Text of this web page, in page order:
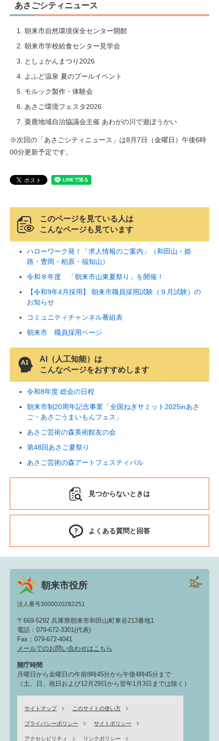
あさごシティニュース
朝来市自然環境保全センター開館
朝来市学校給食センター見学会
としょかんまつり2026
よふど温泉 夏のプールイベント
モルック製作・体験会
あさご環境フェスタ2026
粟鹿地域自治協議会主催 あわがの川で遊ぼうかい
※次回の「あさごシティニュース」は8月7日（金曜日）午後6時
00分更新予定です。
このページを見ている人は
こんなページも見ています
ハローワーク発！「求人情報のご案内」（和田山・姫
路・豊岡・柏原・福知山）
令和８年度 「朝来市山東夏祭り」を開催！
【令和9年4月採用】 朝来市職員採用試験（９月試験）の
お知らせ
コミュニティチャンネル番組表
朝来市 職員採用ページ
AI（人工知能）は
こんなページをおすすめします
令和8年度 総会の日程
朝来市制20周年記念事業「全国ねぎサミット2025inあさ
ご・あさごうまいもんフェス」
あさご芸術の森美術館友の会
第48回あさご夏祭り
あさご芸術の森アートフェスティバル
見つからないときは
よくある質問と回答
朝来市役所
法人番号3000020282251
〒669-5292 兵庫県朝来市和田山町東谷213番地1
電話：079-672-3301(代表)
Fax：079-672-4041
メールでのお問い合わせはこちら
開庁時間
月曜日から金曜日の午前8時45分から午後4時45分まで
（土、日、祝日および12月29日から翌年1月3日までは除く）
サイトマップ このサイトの使い方
プライバシーポリシー サイトポリシー
アクセシビリティ リンクポリシー